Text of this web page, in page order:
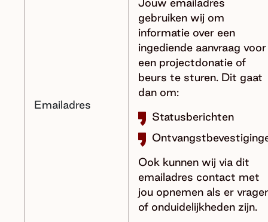
Emailadres
Jouw emailadres
gebruiken wij om
informatie over een
ingediende aanvraag voor
een projectdonatie of
beurs te sturen. Dit gaat
dan om:
Statusberichten
Ook kunnen wij via dit
emailadres contact met
jou opnemen als er
of onduidelijkheden zijn.